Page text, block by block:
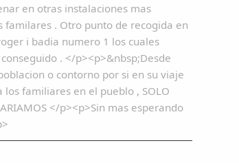
en otras instalaciones mas
familares . Otro punto de recogida en
i badia numero 1 los cuales
. </p><p>&nbsp;Desde
o contorno por si en su viaje
familiares en el pueblo , SOLO
</p><p>Sin mas esperando